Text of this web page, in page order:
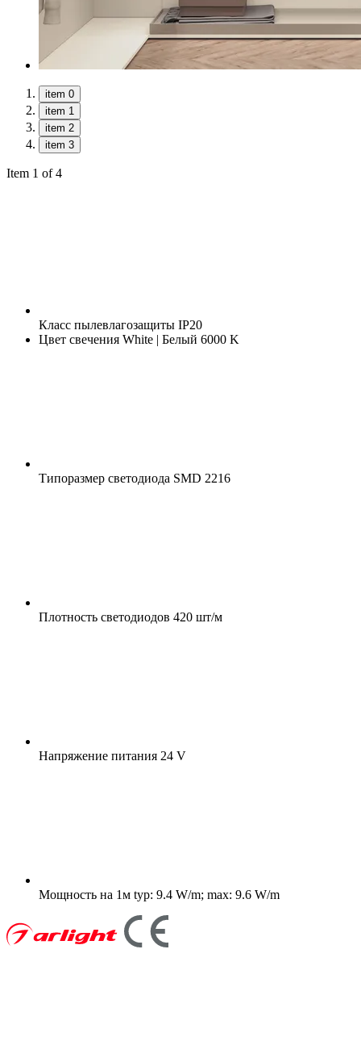
item 0
item 1
item 2
item 3
Item 1 of 4
Класс пылевлагозащиты IP20
Цвет свечения White | Белый 6000 K
Типоразмер светодиода SMD 2216
Плотность светодиодов 420 шт/м
Напряжение питания 24 V
Мощность на 1м typ: 9.4 W/m; max: 9.6 W/m